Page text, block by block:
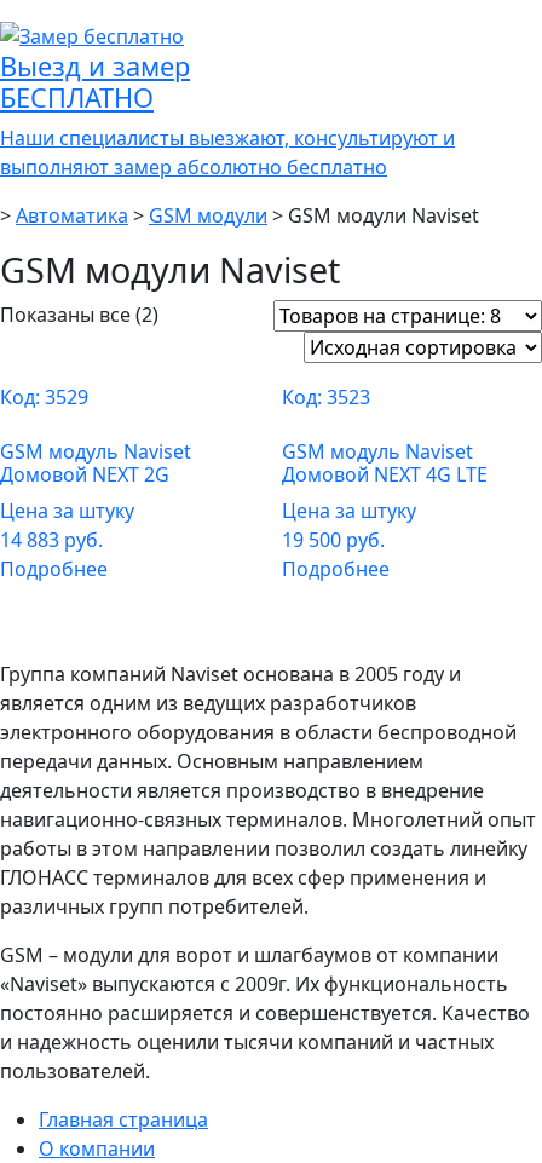
Выезд и замер
БЕСПЛАТНО
Наши специалисты выезжают, консультируют и
выполняют замер абсолютно бесплатно
>Автоматика > GSM модули > GSM модули Naviset
GSM модули Naviset
Показаны все (2)
Код: 3529
GSM модуль Naviset
Домовой NEXT 2G
Цена за штуку
14 883 руб.
Подробнее
Код: 3523
GSM модуль Naviset
Домовой NEXT 4G LTE
Цена за штуку
19 500 руб.
Подробнее
Группа компаний Naviset основана в 2005 году и
является одним из ведущих разработчиков
электронного оборудования в области беспроводной
передачи данных. Основным направлением
деятельности является производство в внедрение
навигационно-связных терминалов. Многолетний опыт
работы в этом направлении позволил создать линейку
ГЛОНАСС терминалов для всех сфер применения и
различных групп потребителей.
GSM – модули для ворот и шлагбаумов от компании
«Naviset» выпускаются с 2009г. Их функциональность
постоянно расширяется и совершенствуется. Качество
и надежность оценили тысячи компаний и частных
пользователей.
Главная страница
О компании